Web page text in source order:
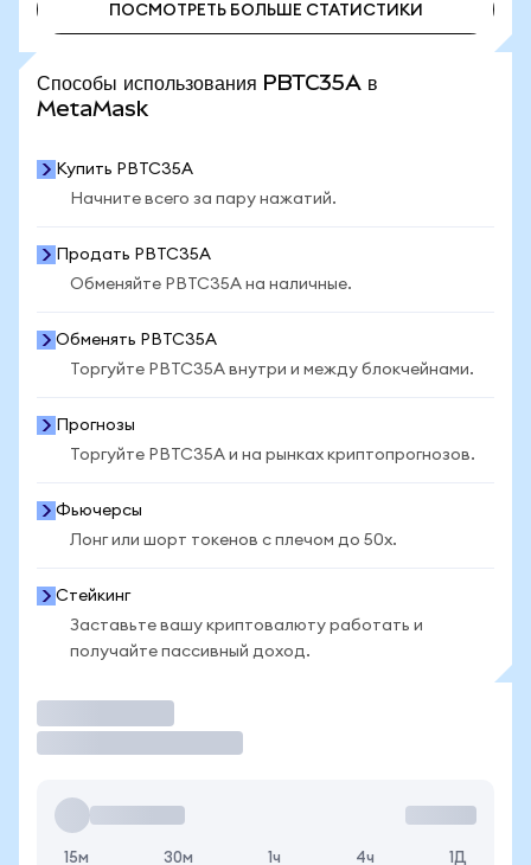
ПОСМОТРЕТЬ БОЛЬШЕ СТАТИСТИКИ
Способы использования PBTC35A в
MetaMask
Купить PBTC35A
Начните всего за пару нажатий.
Продать PBTC35A
Обменяйте PBTC35A на наличные.
Обменять PBTC35A
Торгуйте PBTC35A внутри и между блокчейнами.
Прогнозы
Торгуйте PBTC35A и на рынках криптопрогнозов.
Фьючерсы
Лонг или шорт токенов с плечом до 50x.
Стейкинг
Заставьте вашу криптовалюту работать и
получайте пассивный доход.
15м 30м 1ч 4ч 1Д